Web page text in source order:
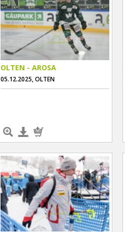
OLTEN - AROSA
05.12.2025, OLTEN